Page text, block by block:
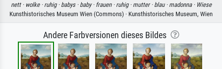
nett · wolke · ruhig · babys · baby · frauen · ruhig · mutter · blau · madonna · Wiese
Kunsthistorisches Museum Wien (Commons) · Kunsthistorisches Museum, Wien
Andere Farbversionen dieses Bildes